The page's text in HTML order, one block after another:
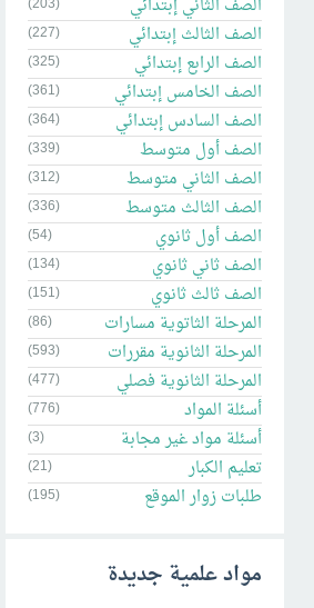
الصف الثالث إبتدائي (227)
الصف الرابع إبتدائي (325)
الصف الخامس إبتدائي (361)
الصف السادس إبتدائي (364)
الصف أول متوسط (339)
الصف الثاني متوسط (312)
الصف الثالث متوسط (336)
الصف أول ثانوي (54)
الصف ثاني ثانوي (134)
الصف ثالث ثانوي (151)
المرحلة الثاتوية مسارات (86)
المرحلة الثانوية مقررات (593)
المرحلة الثانوية فصلي (477)
أسئلة المواد (776)
أسئلة مواد غير مجابة (3)
تعليم الكبار (21)
طلبات زوار الموقع (195)
مواد علمية جديدة